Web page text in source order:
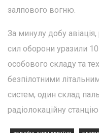
залпового вогню.
За минулу добу авіація,
сил оборони уразили
особового складу та
безпілотними
систем, один склад
радіолокаційну